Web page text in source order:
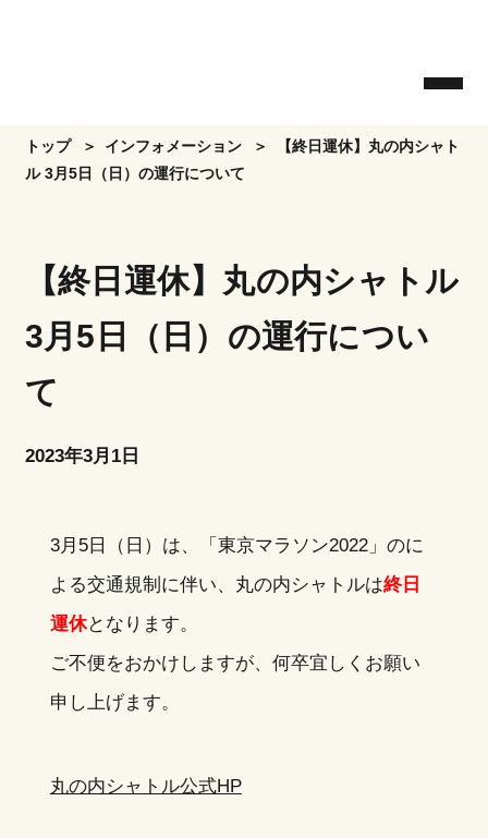
content
トップ インフォメーション
【終日運休】丸の内シャト
ル 3月5日（日）の運行について
【終日運休】丸の内シャトル
3月5日（日）の運行につい
て
2023年3月1日
3月5日（日）は、「東京マラソン2022」のに
よる交通規制に伴い、丸の内シャトルは終日
運休となります。
ご不便をおかけしますが、何卒宜しくお願い
申し上げます。
丸の内シャトル公式HP